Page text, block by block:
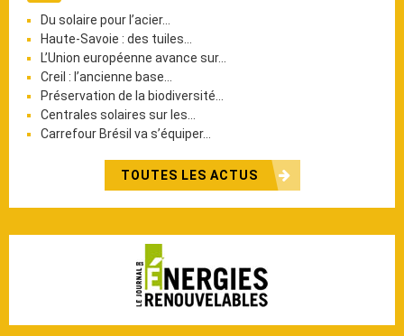
Du solaire pour l’acier…
Haute-Savoie : des tuiles…
L’Union européenne avance sur…
Creil : l’ancienne base…
Préservation de la biodiversité…
Centrales solaires sur les…
Carrefour Brésil va s’équiper…
TOUTES LES ACTUS